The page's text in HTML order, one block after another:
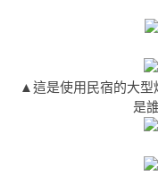
▲這是使用民宿的大型
是